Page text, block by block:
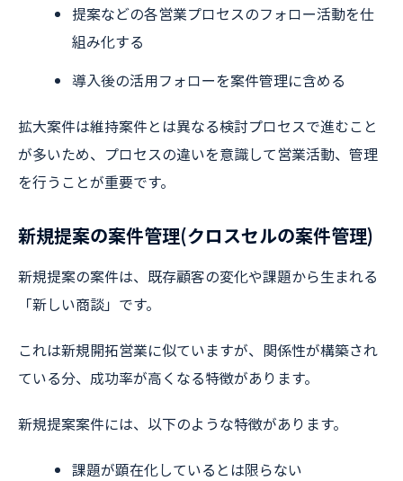
提案などの各営業プロセスのフォロー活動を仕
組み化する
導入後の活用フォローを案件管理に含める
拡大案件は維持案件とは異なる検討プロセスで進むこと
が多いため、プロセスの違いを意識して営業活動、管理
を行うことが重要です。
新規提案の案件管理(クロスセルの案件管理)
新規提案の案件は、既存顧客の変化や課題から生まれる
「新しい商談」です。
これは新規開拓営業に似ていますが、関係性が構築され
ている分、成功率が高くなる特徴があります。
新規提案案件には、以下のような特徴があります。
課題が顕在化しているとは限らない